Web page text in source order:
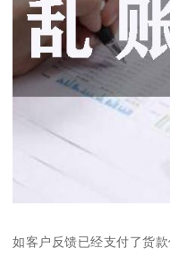
如客户反馈已经支付了货